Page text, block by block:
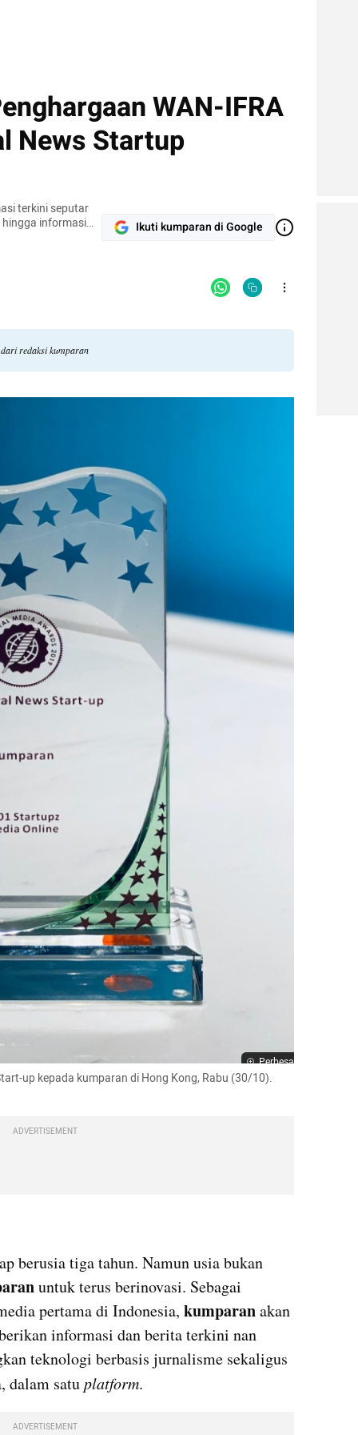
WAN-IFRA
News Startup
terkini seputar
informasi
Ikuti kumparan di Google
redaksi kumparan
Perbesar
up kepada kumparan di Hong Kong, Rabu (30/10).
ADVERTISEMENT
berusia tiga tahun. Namun usia bukan
untuk terus berinovasi. Sebagai
pertama di Indonesia, kumparan akan
informasi dan berita terkini nan
teknologi berbasis jurnalisme sekaligus
dalam satu platform.
ADVERTISEMENT